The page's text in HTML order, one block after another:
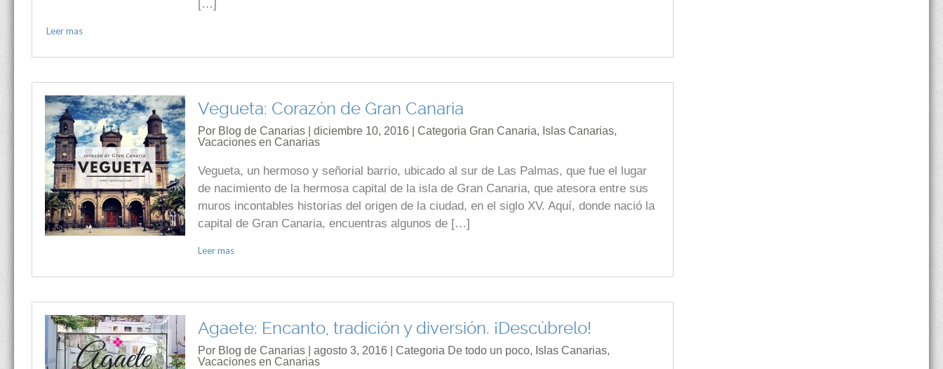
[…]
Leer mas
Vegueta: Corazón de Gran Canaria
Por Blog de Canarias | diciembre 10, 2016 | Categoria Gran Canaria, Islas Canarias,
Vacaciones en Canarias
Vegueta, un hermoso y señorial barrio, ubicado al sur de Las Palmas, que fue el lugar
de nacimiento de la hermosa capital de la isla de Gran Canaria, que atesora entre sus
muros incontables historias del origen de la ciudad, en el siglo XV. Aquí, donde nació la
capital de Gran Canaria, encuentras algunos de […]
Leer mas
Agaete: Encanto, tradición y diversión. ¡Descúbrelo!
Por Blog de Canarias | agosto 3, 2016 | Categoria De todo un poco, Islas Canarias,
Vacaciones en Canarias